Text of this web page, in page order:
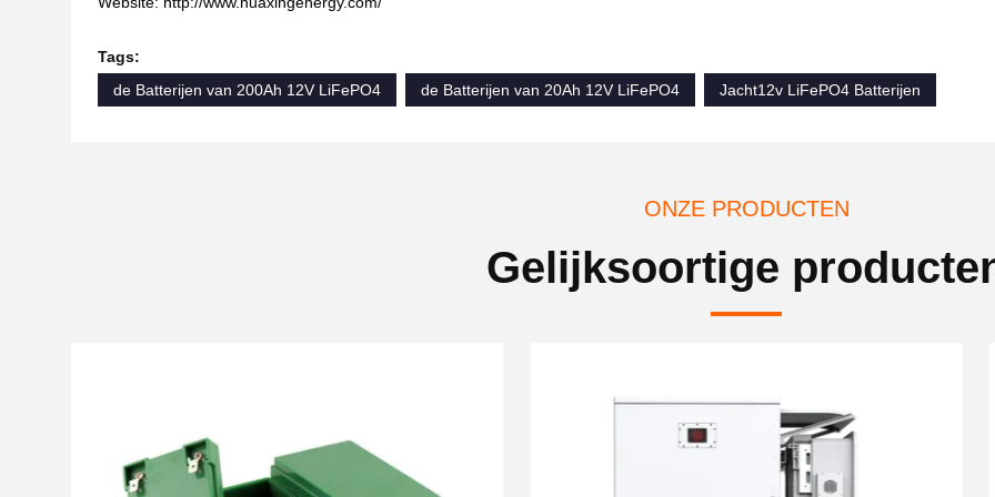
Tags:
de Batterijen van 200Ah 12V LiFePO4
de Batterijen van 20Ah 12V LiFePO4 Jacht12v LiFePO4 Batterijen
ONZE PRODUCTEN
Gelijksoortige